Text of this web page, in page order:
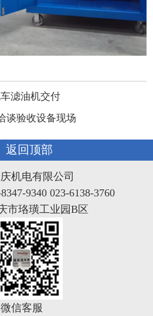
滤油机交付
谈验收设备现场
返回顶部
机电有限公司
9340 023-6138-3760
市珞璜工业园B区
微信客服